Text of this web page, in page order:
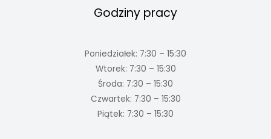
Godziny pracy
Poniedziałek: 7:30 – 15:30
Wtorek: 7:30 – 15:30
Środa: 7:30 – 15:30
Czwartek: 7:30 – 15:30
Piątek: 7:30 – 15:30